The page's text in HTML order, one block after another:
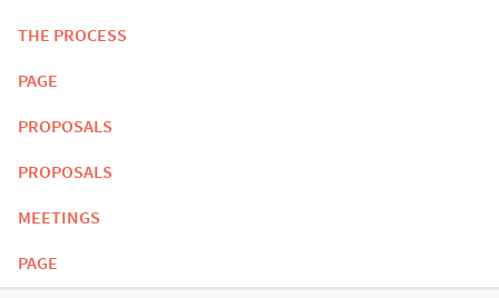
THE PROCESS
PAGE
PROPOSALS
PROPOSALS
MEETINGS
PAGE